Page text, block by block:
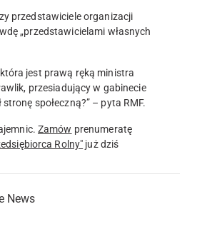
przedstawiciele organizacji
„przedstawicielami własnych
jest prawą ręką ministra
przesiadujący w gabinecie
społeczną?” – pyta RMF.
Zamów prenumeratę
Rolny" już dziś
News